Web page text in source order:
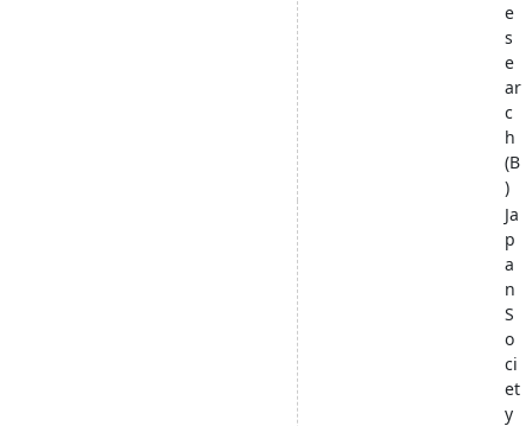
e
s
e
ar
c
h
(B
)
Ja
p
a
n
S
o
ci
et
y